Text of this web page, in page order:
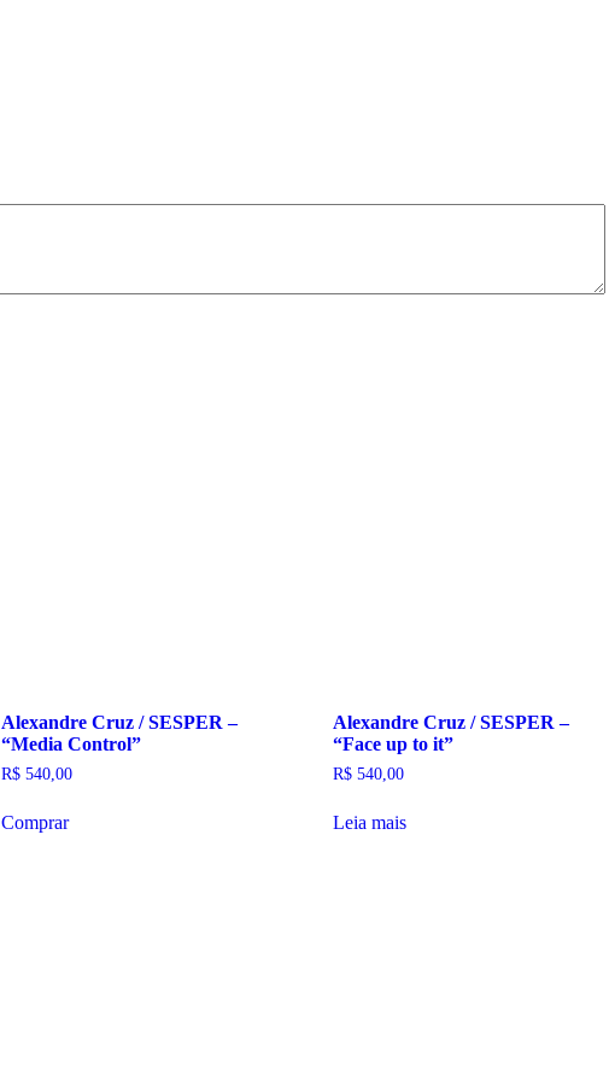
Alexandre Cruz / SESPER –
“Media Control”
R$540,00
Comprar
Alexandre Cruz / SESPER –
“Face up to it”
R$ 540,00
Leia mais